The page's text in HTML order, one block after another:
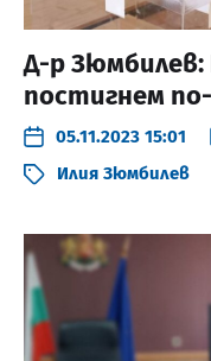
Д-р Зюмбилев:
постигнем
05.11.2023 15:01
Илия Зюмбилев